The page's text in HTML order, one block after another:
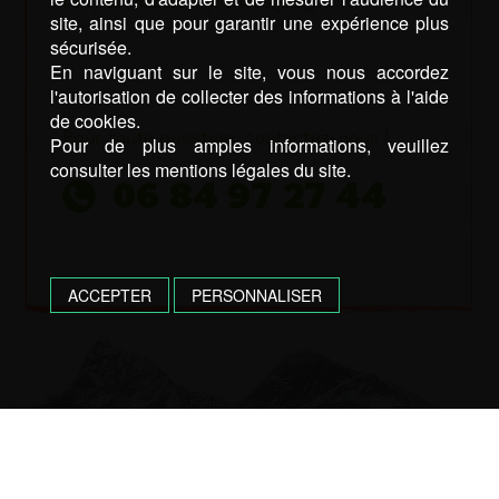
Pour toute question, contactez-nous !
06 84 97 27 44
site, ainsi que pour garantir une expérience plus
sécurisée.
En naviguant sur le site, vous nous accordez
l'autorisation de collecter des informations à l'aide
de cookies.
Pour de plus amples informations, veuillez
consulter les mentions légales du site.
ACCEPTER PERSONNALISER